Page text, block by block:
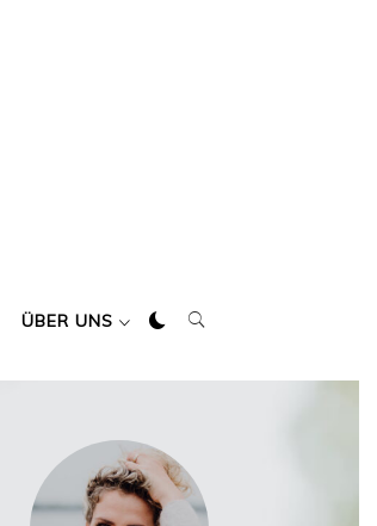
ÜBER UNS